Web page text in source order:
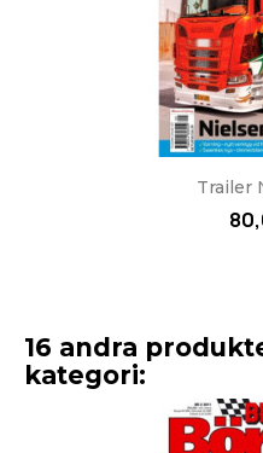
Trailer
16 andra
kategori: